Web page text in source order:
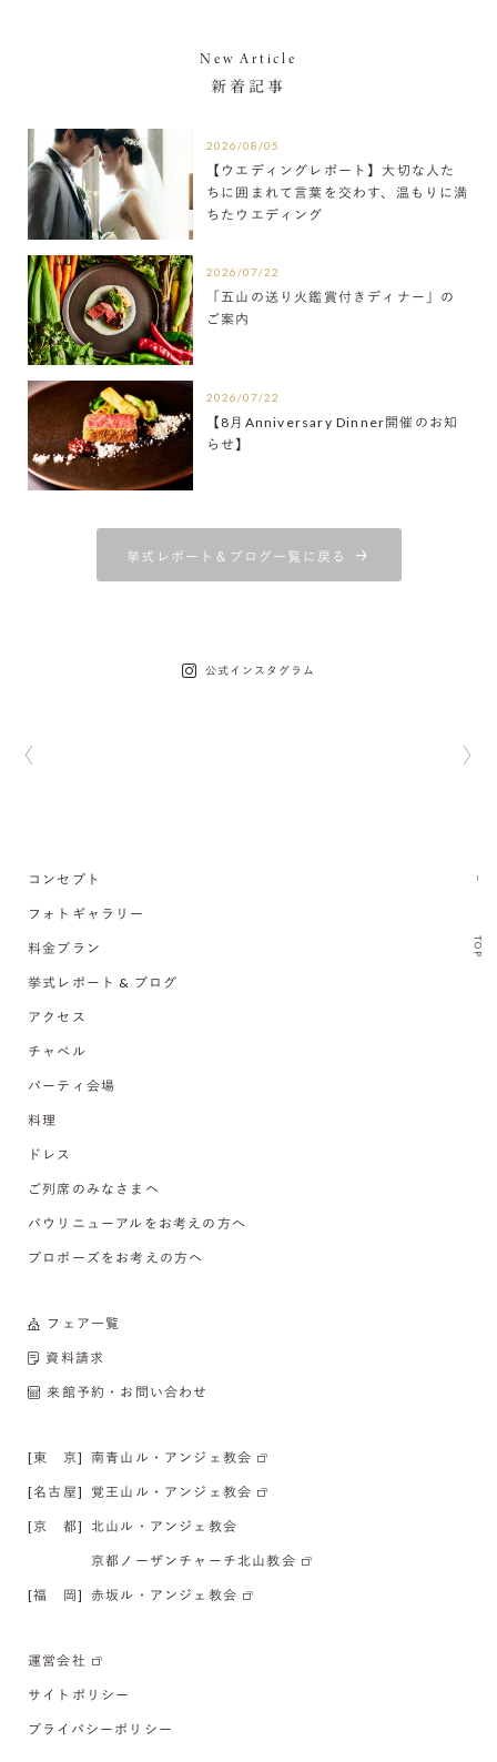
New Article
新着記事
2026/08/05
【ウエディングレポート】大切な人た
ちに囲まれて言葉を交わす、温もりに満
ちたウエディング
2026/07/22
「五山の送り火鑑賞付きディナー」の
ご案内
2026/07/22
【8月Anniversary Dinner開催のお知
らせ】
挙式レポート＆ブログ一覧に戻る
公式インスタグラム
TOP
コンセプト
フォトギャラリー
料金プラン
挙式レポート & ブログ
アクセス
チャペル
パーティ会場
料理
ドレス
ご列席のみなさまへ
バウリニューアルをお考えの方へ
プロポーズをお考えの方へ
フェア一覧
資料請求
来館予約・お問い合わせ
[東 京] 南青山ル・アンジェ教会
[名古屋] 覚王山ル・アンジェ教会
[京 都] 北山ル・アンジェ教会
京都ノーザンチャーチ北山教会
[福 岡] 赤坂ル・アンジェ教会
運営会社
サイトポリシー
プライバシーポリシー